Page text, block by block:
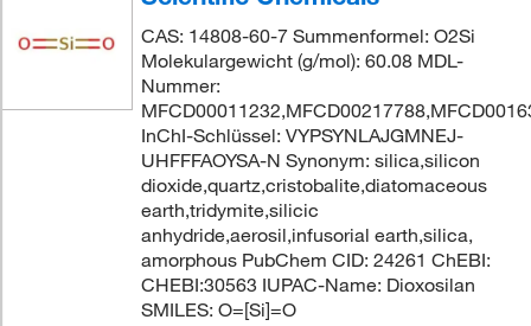
CAS: 14808-60-7 Summenformel: O2Si
Molekulargewicht (g/mol): 60.08 MDL-
Nummer:
InChI-Schlüssel: VYPSYNLAJGMNEJ-
UHFFFAOYSA-N Synonym: silica,silicon
dioxide,quartz,cristobalite,diatomaceous
earth,tridymite,silicic
anhydride,aerosil,infusorial earth,silica,
amorphous PubChem CID: 24261 ChEBI:
CHEBI:30563 IUPAC-Name: Dioxosilan
SMILES: O=[Si]=O